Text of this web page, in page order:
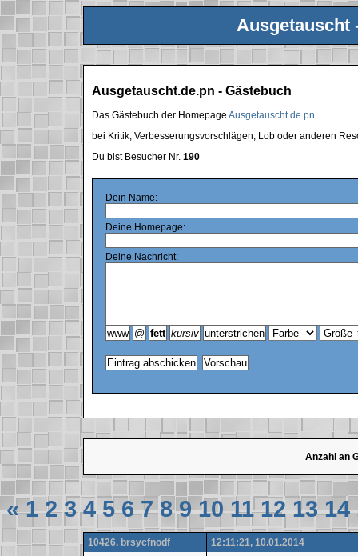
Ausgetauscht
Ausgetauscht.de.pn - Gästebuch
Das Gästebuch der HomepageAusgetauscht.de.pn
bei Kritik, Verbesserungsvorschlägen, Lob oder anderen
Du bist Besucher Nr.190
Dein Name:
Deine Homepage:
Deine Nachricht:
Anzahl an
« 1 2 3 4 5 6 7 8 9 10 11 12 13 14
10426. brsycfnodf 12:11:21, 10.01.2014